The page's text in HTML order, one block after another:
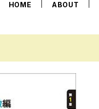
HOME ABOUT